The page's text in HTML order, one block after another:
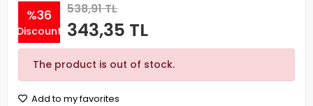
%36
Discount
538,91 TL
343,35 TL
The product is out of stock.
Add to my favorites